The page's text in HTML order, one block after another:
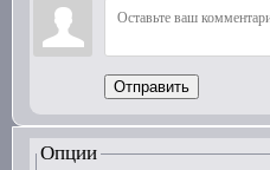
Отправить
Опции